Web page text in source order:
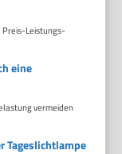
Preis-Leistungs-
eine
vermeiden
Tageslichtlampe